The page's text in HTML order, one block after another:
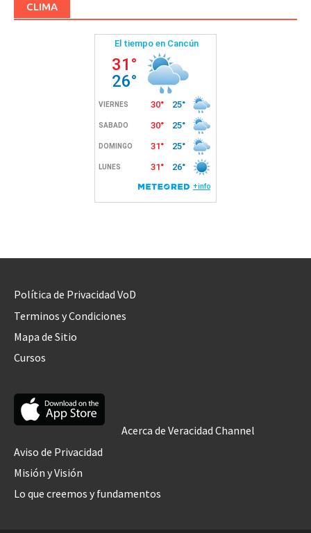
CLIMA
Política de Privacidad VoD
Terminos y Condiciones
Mapa de Sitio
Cursos
Acerca de Veracidad Channel
Aviso de Privacidad
Misión y Visión
Lo que creemos y fundamentos